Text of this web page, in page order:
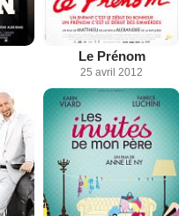
Le Prénom
25 avril 2012